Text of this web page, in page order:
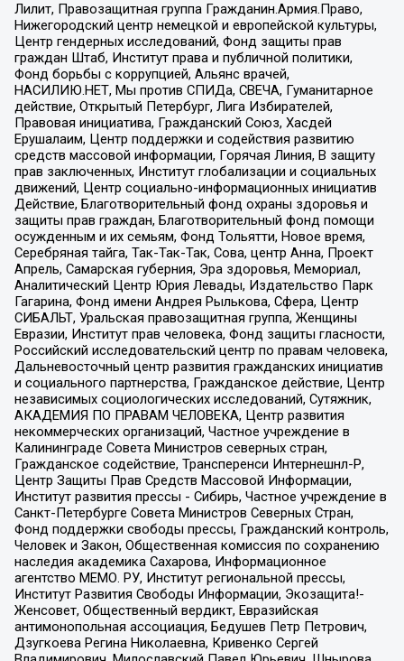
Лилит, Правозащитная группа Гражданин.Армия.Право,
Нижегородский центр немецкой и европейской культуры,
Центр гендерных исследований, Фонд защиты прав
граждан Штаб, Институт права и публичной политики,
Фонд борьбы с коррупцией, Альянс врачей,
НАСИЛИЮ.НЕТ, Мы против СПИДа, СВЕЧА, Гуманитарное
действие, Открытый Петербург, Лига Избирателей,
Правовая инициатива, Гражданский Союз, Хасдей
Ерушалаим, Центр поддержки и содействия развитию
средств массовой информации, Горячая Линия, В защиту
прав заключенных, Институт глобализации и социальных
движений, Центр социально-информационных инициатив
Действие, Благотворительный фонд охраны здоровья и
защиты прав граждан, Благотворительный фонд помощи
осужденным и их семьям, Фонд Тольятти, Новое время,
Серебряная тайга, Так-Так-Так, Сова, центр Анна, Проект
Апрель, Самарская губерния, Эра здоровья, Мемориал,
Аналитический Центр Юрия Левады, Издательство Парк
Гагарина, Фонд имени Андрея Рылькова, Сфера, Центр
СИБАЛЬТ, Уральская правозащитная группа, Женщины
Евразии, Институт прав человека, Фонд защиты гласности,
Российский исследовательский центр по правам человека,
Дальневосточный центр развития гражданских инициатив
и социального партнерства, Гражданское действие, Центр
независимых социологических исследований, Сутяжник,
АКАДЕМИЯ ПО ПРАВАМ ЧЕЛОВЕКА, Центр развития
некоммерческих организаций, Частное учреждение в
Калининграде Совета Министров северных стран,
Гражданское содействие, Трансперенси Интернешнл-Р,
Центр Защиты Прав Средств Массовой Информации,
Институт развития прессы - Сибирь, Частное учреждение в
Санкт-Петербурге Совета Министров Северных Стран,
Фонд поддержки свободы прессы, Гражданский контроль,
Человек и Закон, Общественная комиссия по сохранению
наследия академика Сахарова, Информационное
агентство МЕМО. РУ, Институт региональной прессы,
Институт Развития Свободы Информации, Экозащита!-
Женсовет, Общественный вердикт, Евразийская
антимонопольная ассоциация, Бедушев Петр Петрович,
Дзугкоева Регина Николаевна, Кривенко Сергей